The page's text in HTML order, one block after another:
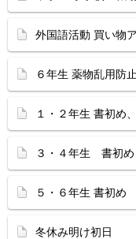
外国語活動 買い物
６年生 薬物乱用防
１・２年生 書初め
３・４年生 書初め
５・６年生 書初め
冬休み明け初日